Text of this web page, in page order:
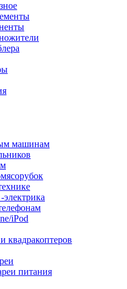
машинам
iPod
квадракоптеров
питания